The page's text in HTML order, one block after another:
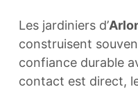
Les jardiniers d’
construisent
confiance durable
contact est direct,